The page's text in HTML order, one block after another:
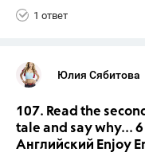
1 ответ
Юлия Сябитова
107. Read the
tale and say why... 6
Английский Enjoy